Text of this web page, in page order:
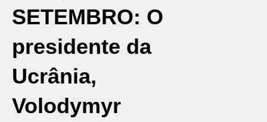
SETEMBRO: O
presidente da
Ucrânia,
Volodymyr